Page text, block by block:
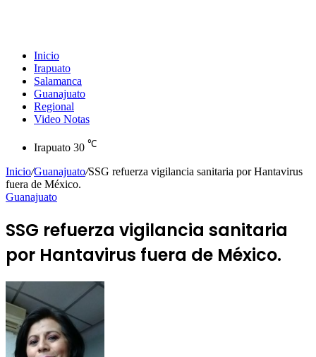
Inicio
Irapuato
Salamanca
Guanajuato
Regional
Video Notas
Irapuato 30 ℃
Inicio/Guanajuato/SSG refuerza vigilancia sanitaria por Hantavirus
fuera de México.
Guanajuato
SSG refuerza vigilancia sanitaria
por Hantavirus fuera de México.